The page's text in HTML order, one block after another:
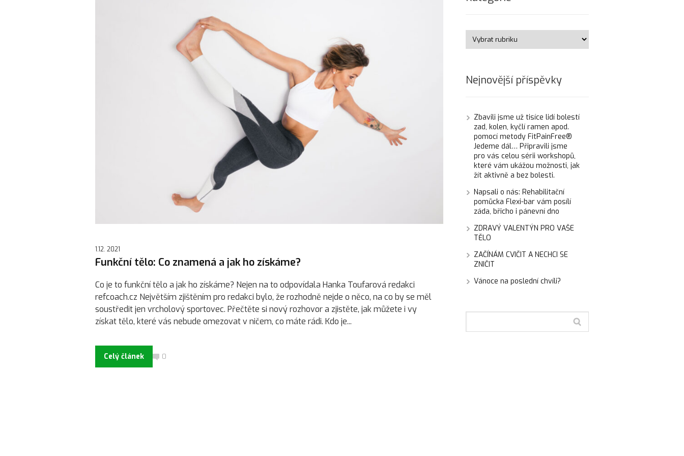
1.12. 2021
Funkční tělo: Co znamená a jak ho získáme?
Co je to funkční tělo a jak ho získáme? Nejen na to odpovídala Hanka Toufarová redakci
refcoach.cz Největším zjištěním pro redakci bylo, že rozhodně nejde o něco, na co by se měl
soustředit jen vrcholový sportovec. Přečtěte si nový rozhovor a zjistěte, jak můžete i vy
získat tělo, které vás nebude omezovat v ničem, co máte rádi. Kdo je...
Celý článek 0
Nejnovější příspěvky
Zbavili jsme už tisíce lidí bolestí
zad, kolen, kyčlí ramen apod.
pomocí metody FitPainFree®
Jedeme dál… Připravili jsme
pro vás celou sérii workshopů,
které vám ukážou možnosti, jak
žít aktivně a bez bolesti.
Napsali o nás: Rehabilitační
pomůcka Flexi-bar vám posílí
záda, břicho i pánevní dno
ZDRAVÝ VALENTÝN PRO VAŠE
TĚLO
ZAČÍNÁM CVIČIT A NECHCI SE
ZNIČIT
Vánoce na poslední chvíli?